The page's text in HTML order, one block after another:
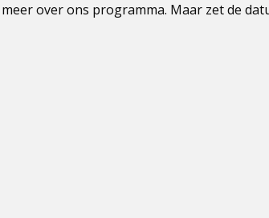
over ons programma. Maar zet de